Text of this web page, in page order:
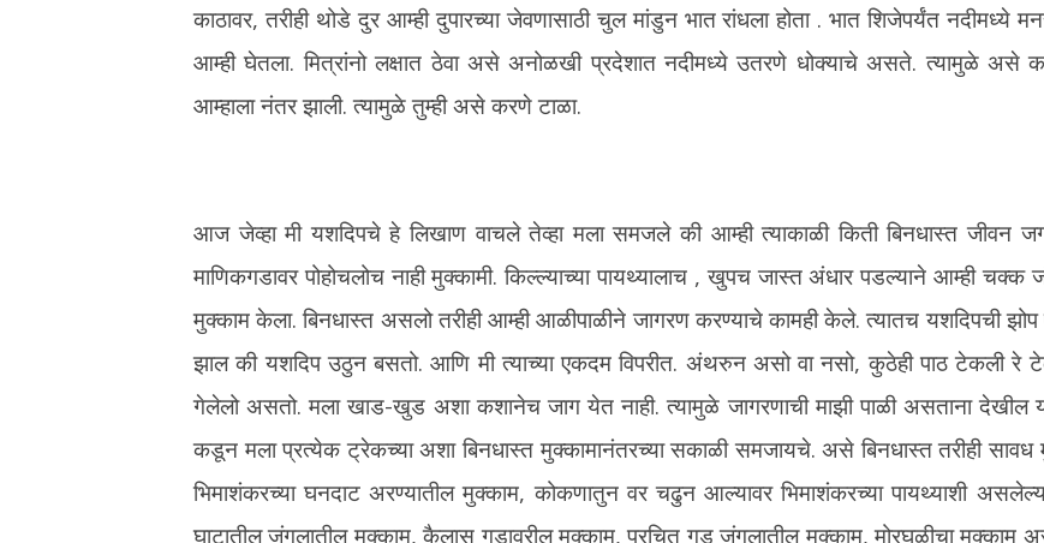
काठावर, तरीही थोडे दुर आम्ही दुपारच्या जेवणासाठी चुल मांडुन भात रांधला होता . भात शिजेपर्यंत
आम्ही घेतला. मित्रांनो लक्षात ठेवा असे अनोळखी प्रदेशात नदीमध्ये उतरणे धोक्याचे असते. त्यामुळे असे
आम्हाला नंतर झाली. त्यामुळे तुम्ही असे करणे टाळा.
आज जेव्हा मी यशदिपचे हे लिखाण वाचले तेव्हा मला समजले की आम्ही त्याकाळी किती बिनधास्त जीवन
माणिकगडावर पोहोचलोच नाही मुक्कामी. किल्ल्याच्या पायथ्यालाच , खुपच जास्त अंधार पडल्याने आम्ही
मुक्काम केला. बिनधास्त असलो तरीही आम्ही आळीपाळीने जागरण करण्याचे कामही केले. त्यातच यशदिपची
झाल की यशदिप उठुन बसतो. आणि मी त्याच्या एकदम विपरीत. अंथरुन असो वा नसो, कुठेही पाठ टेकली रे
गेलेलो असतो. मला खाड-खुड अशा कशानेच जाग येत नाही. त्यामुळे जागरणाची माझी पाळी असताना देखील
कडून मला प्रत्येक ट्रेकच्या अशा बिनधास्त मुक्कामानंतरच्या सकाळी समजायचे. असे बिनधास्त तरीही
भिमाशंकरच्या घनदाट अरण्यातील मुक्काम, कोकणातुन वर चढुन आल्यावर भिमाशंकरच्या पायथ्याशी
घाटातील जंगलातील मुक्काम, कैलास गडावरील मुक्काम, प्रचित गड जंगलातील मुक्काम, मोरघळीचा